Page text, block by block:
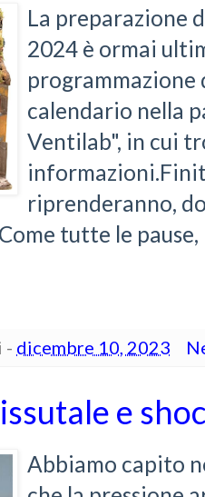
La preparazione
2024 è ormai
programmazione
calendario nella
Ventilab", in cui
riprenderanno,
tutte le
- dicembre 10, 2023
e
Abbiamo capito